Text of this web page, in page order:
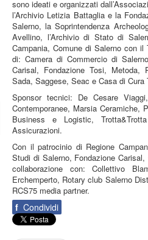
sono ideati e organizzati
l’Archivio Letizia Battaglia e la
Salerno, la Soprintendenza
Avellino, l’Archivio di Stato di
Campania, Comune di Salerno con il
di: Camera di Commercio di
Carisal, Fondazione Tosi, Metoda,
Sada, Saggese, Seac e Casa di Cura
Sponsor tecnici: De Cesare
Contemporanee, Marsia Ceramiche,
Business e Logistic,
Assicurazioni.
Con il patrocinio di Regione
Studi di Salerno, Fondazione
collaborazione con: Collettivo
Erchemperto, Rotary club Salerno
RCS75 media partner.
f Condividi